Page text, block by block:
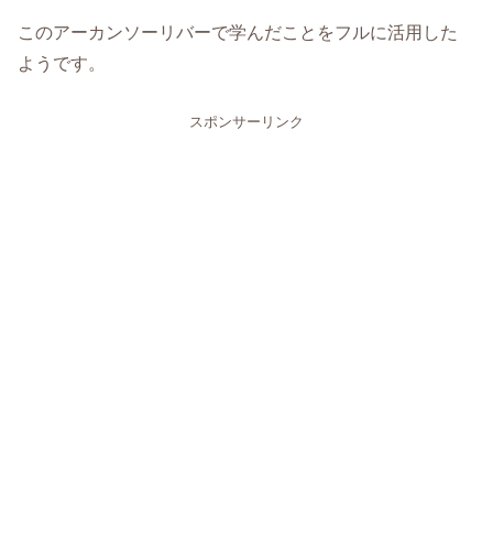
このアーカンソーリバーで学んだことをフルに活用した
ようです。
スポンサーリンク